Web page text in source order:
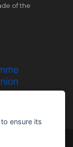
of the
ensure its